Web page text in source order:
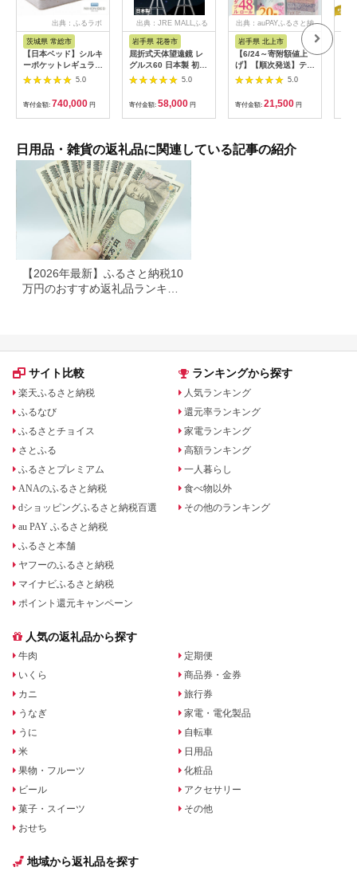
出典：ふるラボ
茨城県 常総市
【日本ベッド】シルキ
ーポケットレギュラー
11334 シングル 日本
ベッド シルキーポケ
ットレギュラー シン
グル 通気性 ロングセ
ラー 放湿性 ※沖縄
5.0
寄付金額: 740,000 円
出典：JRE MALLふる
さと納税
岩手県 花巻市
屈折式天体望遠鏡 レ
グルス60 日本製 初心
者用 スマホ撮影 (カラ
ー：オレンジ）
【1835-2】
5.0
寄付金額: 58,000 円
出典：auPAYふるさと納
岩手県 北上市
【6/24～寄附額値上
げ】【順次発送】ティ
ッシュペーパー 20箱
＆ トイレットロール
(ダブル) 48個 福祉施
設支援 日用品 常備品
備蓄品 box ちり紙 テ
ィッシュ パルプ
100％ 無香料 1箱
5.0
寄付金額: 21,500 円
日用品・雑貨の返礼品に関連している記事の紹介
【2026年最新】ふるさと納税10
万円のおすすめ返礼品ランキン
サイト比較
楽天ふるさと納税
ふるなび
ふるさとチョイス
さとふる
ふるさとプレミアム
ANAのふるさと納税
dショッピングふるさと納税百選
au PAY ふるさと納税
ふるさと本舗
ヤフーのふるさと納税
マイナビふるさと納税
ポイント還元キャンペーン
ランキングから探す
人気ランキング
還元率ランキング
家電ランキング
高額ランキング
一人暮らし
食べ物以外
その他のランキング
人気の返礼品から探す
牛肉
いくら
カニ
うなぎ
うに
米
果物・フルーツ
ビール
菓子・スイーツ
おせち
定期便
商品券・金券
旅行券
家電・電化製品
自転車
日用品
化粧品
アクセサリー
その他
地域から返礼品を探す